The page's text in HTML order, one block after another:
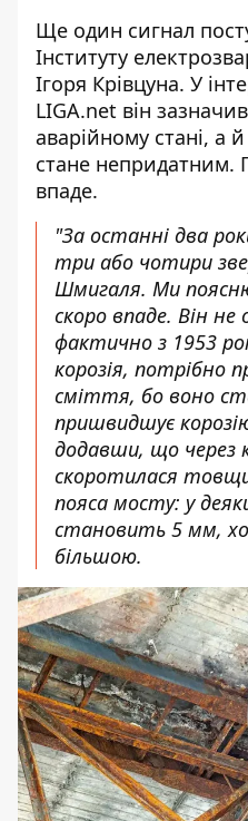
Ще один сигнал
Інституту
Ігоря Крівцуна. У
LIGA.net він
аварійному стані, а
стане непридатним.
впаде.
"За останні два
три або чотири
Шмигаля. Ми
скоро впаде. Він не
фактично з 1953
корозія, потрібно
сміття, бо воно
пришвидшує
додавши, що через
скоротилася
пояса мосту: у
становить 5 мм,
більшою.